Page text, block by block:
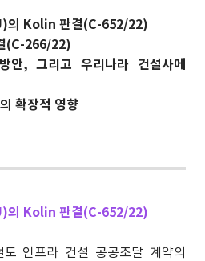
의 Kolin 판결(C-652/22)
(C-266/22)
안, 그리고 우리나라 건설사에
확장적 영향
의 Kolin 판결(C-652/22)
인프라 건설 공공조달 계약의